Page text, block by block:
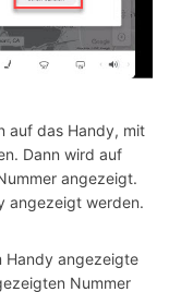
auf das Handy, mit
Dann wird auf
angezeigt.
angezeigt werden.
Handy angezeigte
Nummer